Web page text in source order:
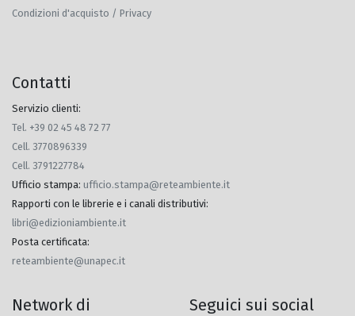
Condizioni d'acquisto / Privacy
Contatti
Servizio clienti:
Tel. +39 02 45 48 72 77
Cell. 3770896339
Cell. 3791227784
Ufficio stampa: ufficio.stampa@reteambiente.it
Rapporti con le librerie e i canali distributivi:
libri@edizioniambiente.it
Posta certificata:
reteambiente@unapec.it
Network di
Seguici sui social